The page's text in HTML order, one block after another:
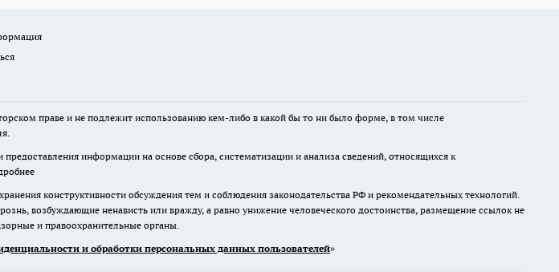
праве и не подлежит использованию кем-либо в какой бы то ни было форме, в том числе
информации на основе сбора, систематизации и анализа сведений, относящихся к
конструктивности обсуждения тем и соблюдения законодательства РФ и рекомендательных технологий.
возбуждающие ненависть или вражду, а равно унижение человеческого достоинства, размещение ссылок не
и правоохранительные органы.
и обработки персональных данных пользователей»